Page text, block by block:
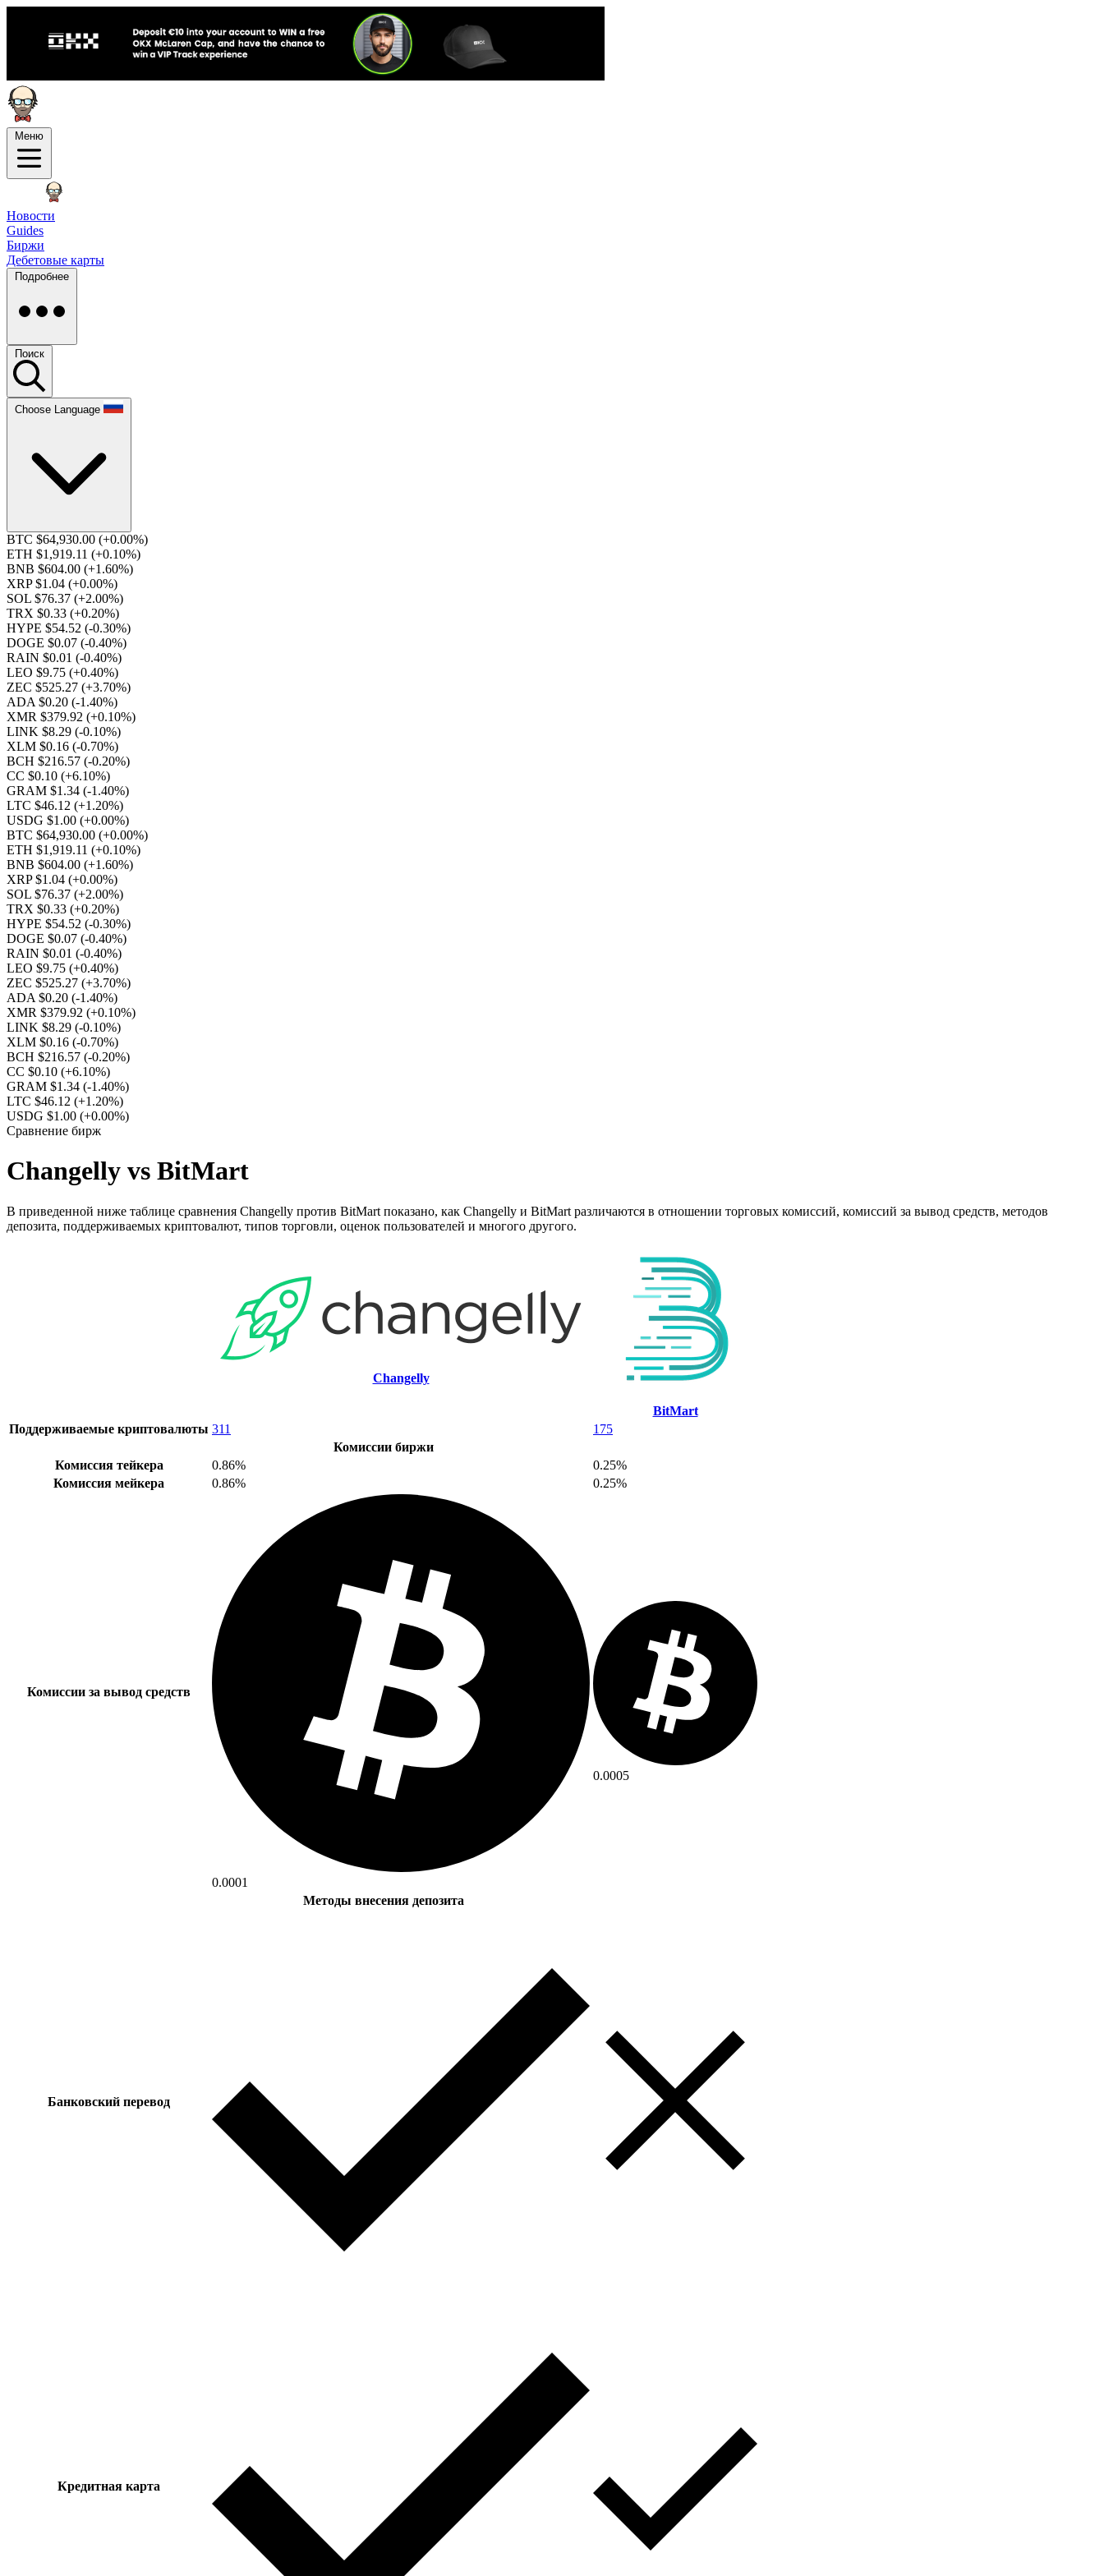
Меню
Новости
Guides
Биржи
Дебетовые карты
Подробнее
Поиск
Choose Language
BTC $64,930.00 (+0.00%)
ETH $1,919.11 (+0.10%)
BNB $604.00 (+1.60%)
XRP $1.04 (+0.00%)
SOL $76.37 (+2.00%)
TRX $0.33 (+0.20%)
HYPE $54.52 (-0.30%)
DOGE $0.07 (-0.40%)
RAIN $0.01 (-0.40%)
LEO $9.75 (+0.40%)
ZEC $525.27 (+3.70%)
ADA $0.20 (-1.40%)
XMR $379.92 (+0.10%)
LINK $8.29 (-0.10%)
XLM $0.16 (-0.70%)
BCH $216.57 (-0.20%)
CC $0.10 (+6.10%)
GRAM $1.34 (-1.40%)
LTC $46.12 (+1.20%)
USDG $1.00 (+0.00%)
BTC $64,930.00 (+0.00%)
ETH $1,919.11 (+0.10%)
BNB $604.00 (+1.60%)
XRP $1.04 (+0.00%)
SOL $76.37 (+2.00%)
TRX $0.33 (+0.20%)
HYPE $54.52 (-0.30%)
DOGE $0.07 (-0.40%)
RAIN $0.01 (-0.40%)
LEO $9.75 (+0.40%)
ZEC $525.27 (+3.70%)
ADA $0.20 (-1.40%)
XMR $379.92 (+0.10%)
LINK $8.29 (-0.10%)
XLM $0.16 (-0.70%)
BCH $216.57 (-0.20%)
CC $0.10 (+6.10%)
GRAM $1.34 (-1.40%)
LTC $46.12 (+1.20%)
USDG $1.00 (+0.00%)
Сравнение бирж
Changelly vs BitMart
В приведенной ниже таблице сравнения Changelly против BitMart показано, как Changelly и BitMart различаются в отношении торговых комиссий, комиссий за вывод средств, методов
депозита, поддерживаемых криптовалют, типов торговли, оценок пользователей и многого другого.
Changelly
BitMart
Поддерживаемые криптовалюты 311
175
Комиссии биржи
Комиссия тейкера
0.86%
0.25%
Комиссия мейкера
0.86% 0.25%
Комиссии за вывод средств
0.0001
0.0005
Методы внесения депозита
Банковский перевод
Кредитная карта